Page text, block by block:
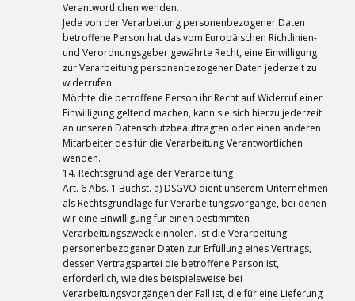
Verantwortlichen wenden.
Jede von der Verarbeitung personenbezogener Daten
betroffene Person hat das vom Europäischen Richtlinien-
und Verordnungsgeber gewährte Recht, eine Einwilligung
zur Verarbeitung personenbezogener Daten jederzeit zu
widerrufen.
Möchte die betroffene Person ihr Recht auf Widerruf einer
Einwilligung geltend machen, kann sie sich hierzu jederzeit
an unseren Datenschutzbeauftragten oder einen anderen
Mitarbeiter des für die Verarbeitung Verantwortlichen
wenden.
14. Rechtsgrundlage der Verarbeitung
Art. 6 Abs. 1 Buchst. a) DSGVO dient unserem Unternehmen
als Rechtsgrundlage für Verarbeitungsvorgänge, bei denen
wir eine Einwilligung für einen bestimmten
Verarbeitungszweck einholen. Ist die Verarbeitung
personenbezogener Daten zur Erfüllung eines Vertrags,
dessen Vertragspartei die betroffene Person ist,
erforderlich, wie dies beispielsweise bei
Verarbeitungsvorgängen der Fall ist, die für eine Lieferung